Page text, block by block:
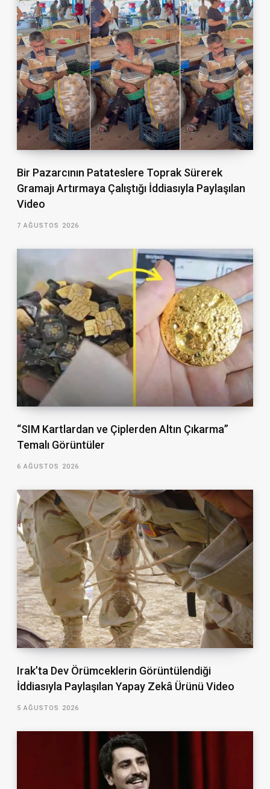
Bir Pazarcının Patateslere Toprak Sürerek
Gramajı Artırmaya Çalıştığı İddiasıyla Paylaşılan
Video
7 AĞUSTOS 2026
“SIM Kartlardan ve Çiplerden Altın Çıkarma”
Temalı Görüntüler
6 AĞUSTOS 2026
Irak’ta Dev Örümceklerin Görüntülendiği
İddiasıyla Paylaşılan Yapay Zekâ Ürünü Video
5 AĞUSTOS 2026